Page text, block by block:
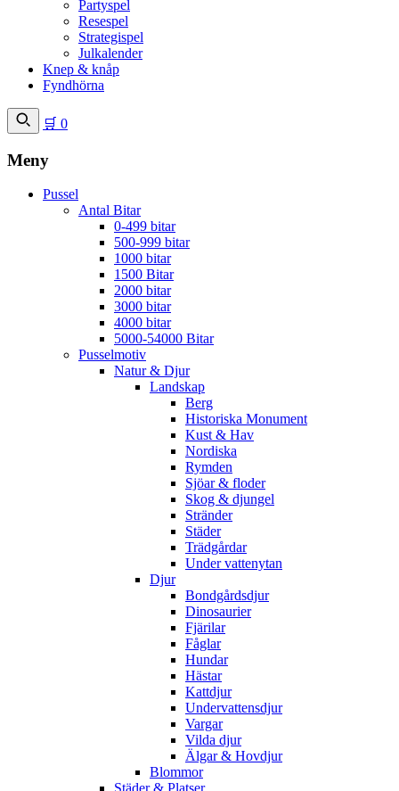
Partyspel
Resespel
Strategispel
Julkalender
Knep & knåp
Fyndhörna
🛒 0
Meny
Pussel
Antal Bitar
0-499 bitar
500-999 bitar
1000 bitar
1500 Bitar
2000 bitar
3000 bitar
4000 bitar
5000-54000 Bitar
Pusselmotiv
Natur & Djur
Landskap
Berg
Historiska Monument
Kust & Hav
Nordiska
Rymden
Sjöar & floder
Skog & djungel
Stränder
Städer
Trädgårdar
Under vattenytan
Djur
Bondgårdsdjur
Dinosaurier
Fjärilar
Fåglar
Hundar
Hästar
Kattdjur
Undervattensdjur
Vargar
Vilda djur
Älgar & Hovdjur
Blommor